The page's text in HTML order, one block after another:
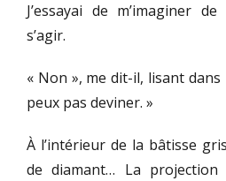
J’essayai de m’imaginer
s’agir.
« Non », me dit-il, lisant dans
peux pas deviner. »
À l’intérieur de la bâtisse
de diamant… La